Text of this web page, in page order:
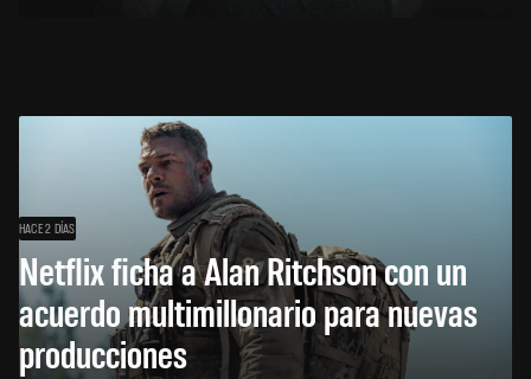
HACE 2 DÍAS
Netflix ficha a Alan Ritchson con un
acuerdo multimillonario para nuevas
producciones